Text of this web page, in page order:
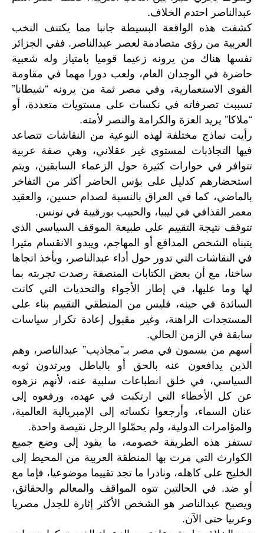
عبدالناصر احتدم الخلاف.
كشفت هذه الواقعة البسيطة جانبا مما يكتنف النخب
العربية من رؤى متصادمة لعصر عبدالناصر. ففي الجزائر
نفسها هناك من يرونه زعيما قوميا بامتياز وله شعبية
حاضرة في الوجدان العام، ولعب دورا مهما في مقاومة
القوى الاستعمارية، وفي مصر ثمة من يرونه “شيطانا”
تسببت تصرفاته في نكسات على مستويات متعددة، أو
“ملاكا” يريد العزة والكرامة والنصر لأمته.
رأيت نماذج مختلفة لهذه النوعية من النقاشات تتصاعد
فيها التجاذبات لمستوى غير عقلاني، وهي صفة عربية
تتوافر في حوارات كثيرة حول الزعماء السابقين، ويتم
استحضارهم كدليل على بؤس الحاضر أكثر من التفاخر
بالماضي، كما في العراق بالنسبة لصدام حسين، والعقيد
معمر القذافي في ليبيا، والحبيب بورقيبة في تونس.
تتوقف نتيجة التقييم على طبيعة الموقف السياسي الذي
يتبناه الشخص المدافع أو المهاجم، ويبدو الانقسام مثيرا
في النقاشات التي تدور حول أداء عبدالناصر، ويأخذ اتجاها
ساخنا، مع أن بعض الكتابات المنصفة رصدت تجربته بما
لها وما عليها، في إطار الأجواء والتحديات التي كانت
السائدة في حينه، فليس من المنطقي التقييم بناء على
المستجدات الراهنة، وغير مقبول إعادة تكرار سياسات
سابقة في الزمن الحالي.
أسهم من يسمون في مصر بـ”مجاذيب” عبدالناصر، وهم
الذين يدافعون عنه بالحق أو بالباطل ويرتدون ثوبه
السياسي، في خلق انطباعات سلبية عنه، لأنهم نزهوه
عن كل الأخطاء التي ارتكبت في عهده، ورفعوه إلى
عنان السماء، وأرجعوا نكساته إلى الإمبريالية العالمية،
والمؤامرات الدولية، ولم يحمّلوا الرجل نقيصة واحدة.
تستفز هذه الطريقة خصومه، ما يقود إلى وضع جميع
الكوارث التي مرت بها المنطقة العربية من المحيط إلى
الخليج على كاهله، ونادرا ما تجد تقييما موضوعيا، فإما مع
أو ضد. في الحالتين تتوه المواقف والمعالم والحقائق،
ويصبح عبدالناصر هو الشخص الأكثر إثارة للجدل مصريا
وعربيا حتى الآن.